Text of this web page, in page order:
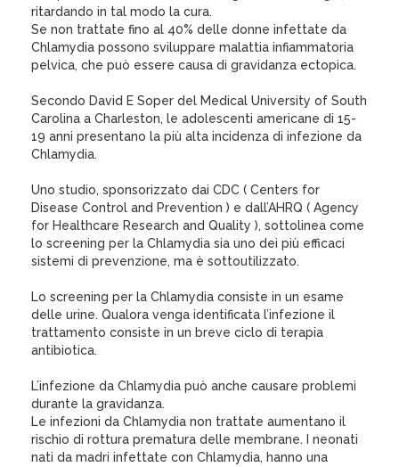
ritardando in tal modo la cura.
Se non trattate fino al 40% delle donne infettate da
Chlamydia possono sviluppare malattia infiammatoria
pelvica, che può essere causa di gravidanza ectopica.
Secondo David E Soper del Medical University of South
Carolina a Charleston, le adolescenti americane di 15-
19 anni presentano la più alta incidenza di infezione da
Chlamydia.
Uno studio, sponsorizzato dai CDC ( Centers for
Disease Control and Prevention ) e dall’AHRQ ( Agency
for Healthcare Research and Quality ), sottolinea come
lo screening per la Chlamydia sia uno dei più efficaci
sistemi di prevenzione, ma è sottoutilizzato.
Lo screening per la Chlamydia consiste in un esame
delle urine. Qualora venga identificata l’infezione il
trattamento consiste in un breve ciclo di terapia
antibiotica.
L’infezione da Chlamydia può anche causare problemi
durante la gravidanza.
Le infezioni da Chlamydia non trattate aumentano il
rischio di rottura prematura delle membrane. I neonati
nati da madri infettate con Chlamydia, hanno una